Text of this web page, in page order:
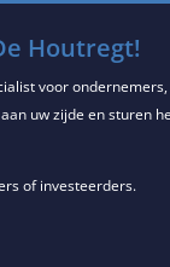
Houtregt!
voor ondernemers,
uw zijde en sturen
of investeerders.